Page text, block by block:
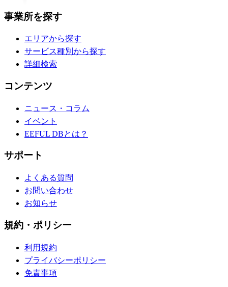
事業所を探す
エリアから探す
サービス種別から探す
詳細検索
コンテンツ
ニュース・コラム
イベント
EEFUL DBとは？
サポート
よくある質問
お問い合わせ
お知らせ
規約・ポリシー
利用規約
プライバシーポリシー
免責事項